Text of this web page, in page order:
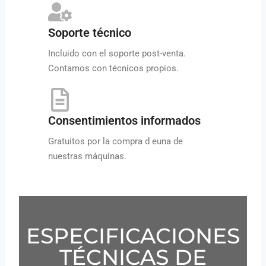
Soporte técnico
Incluido con el soporte post-venta.
Contamos con técnicos propios.
Consentimientos informados
Gratuitos por la compra d euna de
nuestras máquinas.
ESPECIFICACIONES
TÉCNICAS DE